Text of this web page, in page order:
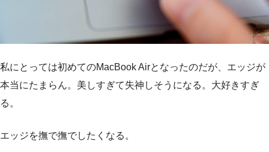
私にとっては初めてのMacBook Airとなったのだが、エッジが
本当にたまらん。美しすぎて失神しそうになる。大好きすぎ
る。
エッジを撫で撫でしたくなる。